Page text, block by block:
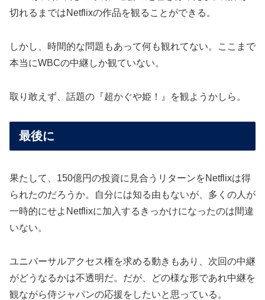
切れるまではNetflixの作品を観ることができる。
しかし、時間的な問題もあって何も観れてない。ここまで
本当にWBCの中継しか観ていない。
取り敢えず、話題の『超かぐや姫！』を観ようかしら。
最後に
果たして、150億円の投資に見合うリターンをNetflixは得
られたのだろうか。自分には知る由もないが、多くの人が
一時的にせよNetflixに加入するきっかけになったのは間違
いない。
ユニバーサルアクセス権を求める動きもあり、次回の中継
がどうなるかは不透明だ。だが、どの様な形であれ中継を
観ながら侍ジャパンの応援をしたいと思っている。